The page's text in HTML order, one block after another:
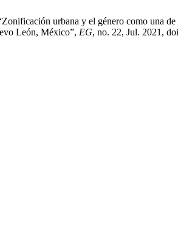
urbana y el género como una
León, México”, EG, no. 22, Jul. 2021,